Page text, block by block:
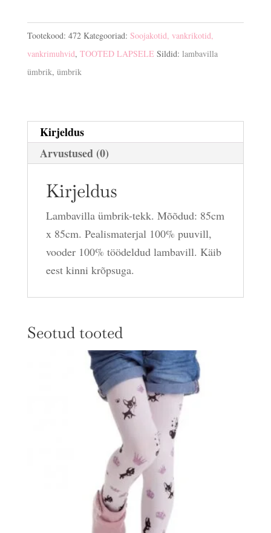
Tootekood: 472 Kategooriad: Soojakotid, vankrikotid,
vankrimuhvid, TOOTED LAPSELE Sildid: lambavilla
ümbrik, ümbrik
Kirjeldus
Arvustused (0)
Kirjeldus
Lambavilla ümbrik-tekk. Mõõdud: 85cm
x 85cm. Pealismaterjal 100% puuvill,
vooder 100% töödeldud lambavill. Käib
eest kinni krõpsuga.
Seotud tooted